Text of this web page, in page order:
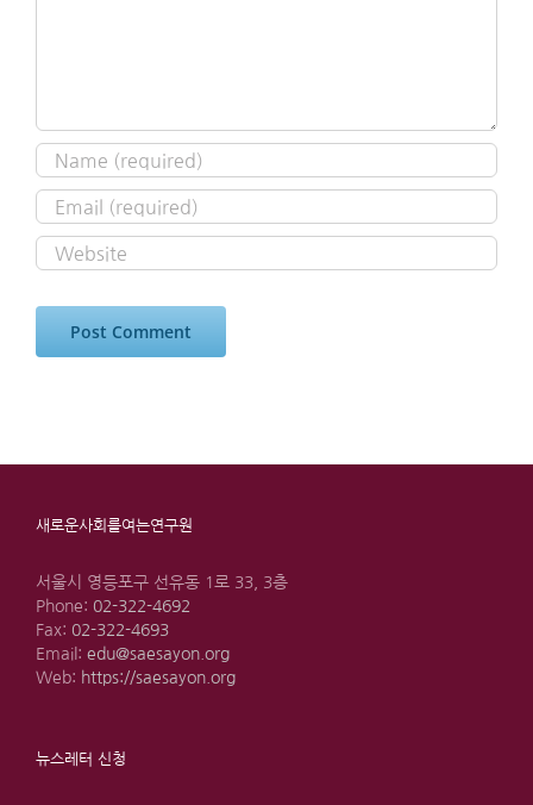
새로운사회를여는연구원
서울시 영등포구 선유동 1로 33, 3층
Phone: 02-322-4692
Fax: 02-322-4693
Email: edu@saesayon.org
Web: https://saesayon.org
뉴스레터 신청